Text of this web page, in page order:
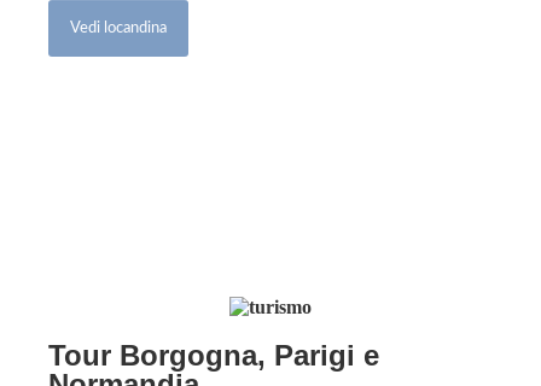
Vedi locandina
Tour Borgogna, Parigi e